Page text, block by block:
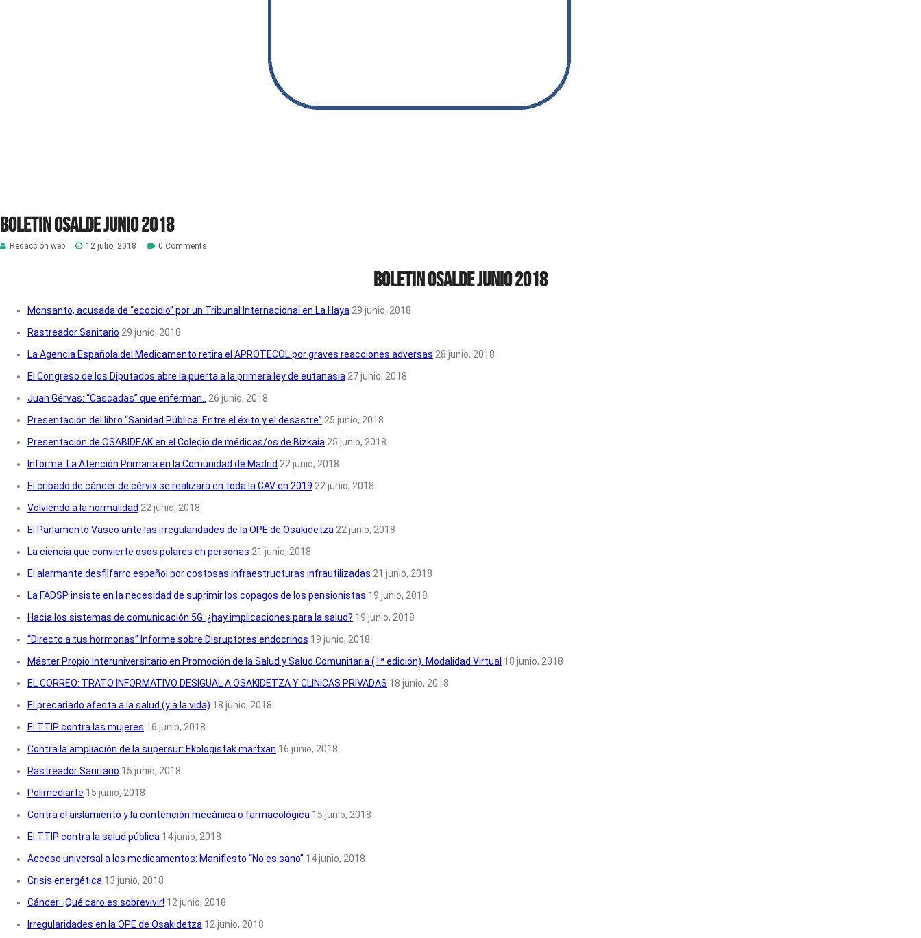
Boletin Osalde junio 2018
Redacción web 12 julio, 2018 0 Comments
Boletin Osalde junio 2018
Monsanto, acusada de “ecocidio” por un Tribunal Internacional en La Haya29 junio, 2018
Rastreador Sanitario 29 junio, 2018
La Agencia Española del Medicamento retira el APROTECOL por graves reacciones adversas 28 junio, 2018
El Congreso de los Diputados abre la puerta a la primera ley de eutanasia27 junio, 2018
Juan Gérvas: “Cascadas” que enferman.. 26 junio, 2018
Presentación del libro “Sanidad Pública: Entre el éxito y el desastre” 25 junio, 2018
Presentación de OSABIDEAK en el Colegio de médicas/os de Bizkaia25 junio, 2018
Informe: La Atención Primaria en la Comunidad de Madrid 22 junio, 2018
El cribado de cáncer de cérvix se realizará en toda la CAV en 2019 22 junio, 2018
Volviendo a la normalidad 22 junio, 2018
El Parlamento Vasco ante las irregularidades de la OPE de Osakidetza22 junio, 2018
La ciencia que convierte osos polares en personas 21 junio, 2018
El alarmante desfilfarro español por costosas infraestructuras infrautilizadas 21 junio, 2018
La FADSP insiste en la necesidad de suprimir los copagos de los pensionistas 19 junio, 2018
Hacia los sistemas de comunicación 5G: ¿hay implicaciones para la salud? 19 junio, 2018
“Directo a tus hormonas” Informe sobre Disruptores endocrinos 19 junio, 2018
Máster Propio Interuniversitario en Promoción de la Salud y Salud Comunitaria (1ª edición). Modalidad Virtual 18 junio, 2018
EL CORREO: TRATO INFORMATIVO DESIGUAL A OSAKIDETZA Y CLINICAS PRIVADAS 18 junio, 2018
El precariado afecta a la salud (y a la vida) 18 junio, 2018
El TTIP contra las mujeres 16 junio, 2018
Contra la ampliación de la supersur: Ekologistak martxan 16 junio, 2018
Rastreador Sanitario 15 junio, 2018
Polimediarte 15 junio, 2018
Contra el aislamiento y la contención mecánica o farmacológica 15 junio, 2018
El TTIP contra la salud pública 14 junio, 2018
Acceso universal a los medicamentos: Manifiesto “No es sano” 14 junio, 2018
Crisis energética 13 junio, 2018
Cáncer: ¡Qué caro es sobrevivir! 12 junio, 2018
Irregularidades en la OPE de Osakidetza 12 junio, 2018